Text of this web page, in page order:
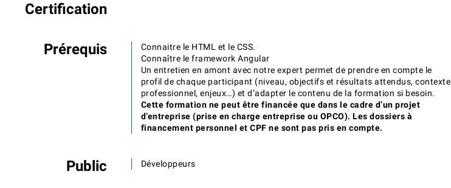
Certification
Prérequis
Connaitre le HTML et le CSS.
Connaître le framework Angular
Un entretien en amont avec notre expert permet de prendre en compte le
profil de chaque participant (niveau, objectifs et résultats attendus, contexte
professionnel, enjeux…) et d’adapter le contenu de la formation si besoin.
Cette formation ne peut être financée que dans le cadre d’un projet
d’entreprise (prise en charge entreprise ou OPCO). Les dossiers à
financement personnel et CPF ne sont pas pris en compte.
Public Développeurs